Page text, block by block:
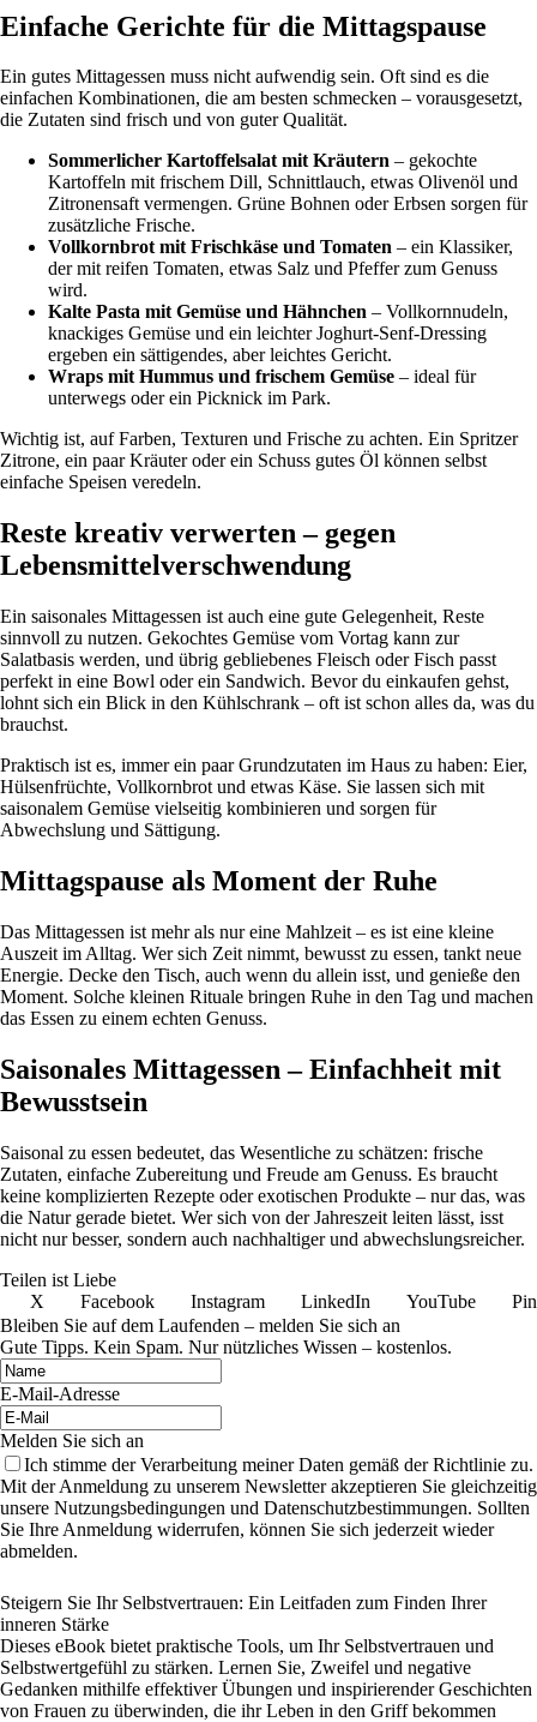
Einfache Gerichte für die Mittagspause
Ein gutes Mittagessen muss nicht aufwendig sein. Oft sind es die
einfachen Kombinationen, die am besten schmecken – vorausgesetzt,
die Zutaten sind frisch und von guter Qualität.
Sommerlicher Kartoffelsalat mit Kräutern – gekochte
Kartoffeln mit frischem Dill, Schnittlauch, etwas Olivenöl und
Zitronensaft vermengen. Grüne Bohnen oder Erbsen sorgen für
zusätzliche Frische.
Vollkornbrot mit Frischkäse und Tomaten – ein Klassiker,
der mit reifen Tomaten, etwas Salz und Pfeffer zum Genuss
wird.
Kalte Pasta mit Gemüse und Hähnchen – Vollkornnudeln,
knackiges Gemüse und ein leichter Joghurt-Senf-Dressing
ergeben ein sättigendes, aber leichtes Gericht.
Wraps mit Hummus und frischem Gemüse – ideal für
unterwegs oder ein Picknick im Park.
Wichtig ist, auf Farben, Texturen und Frische zu achten. Ein Spritzer
Zitrone, ein paar Kräuter oder ein Schuss gutes Öl können selbst
einfache Speisen veredeln.
Reste kreativ verwerten – gegen
Lebensmittelverschwendung
Ein saisonales Mittagessen ist auch eine gute Gelegenheit, Reste
sinnvoll zu nutzen. Gekochtes Gemüse vom Vortag kann zur
Salatbasis werden, und übrig gebliebenes Fleisch oder Fisch passt
perfekt in eine Bowl oder ein Sandwich. Bevor du einkaufen gehst,
lohnt sich ein Blick in den Kühlschrank – oft ist schon alles da, was du
brauchst.
Praktisch ist es, immer ein paar Grundzutaten im Haus zu haben: Eier,
Hülsenfrüchte, Vollkornbrot und etwas Käse. Sie lassen sich mit
saisonalem Gemüse vielseitig kombinieren und sorgen für
Abwechslung und Sättigung.
Mittagspause als Moment der Ruhe
Das Mittagessen ist mehr als nur eine Mahlzeit – es ist eine kleine
Auszeit im Alltag. Wer sich Zeit nimmt, bewusst zu essen, tankt neue
Energie. Decke den Tisch, auch wenn du allein isst, und genieße den
Moment. Solche kleinen Rituale bringen Ruhe in den Tag und machen
das Essen zu einem echten Genuss.
Saisonales Mittagessen – Einfachheit mit
Bewusstsein
Saisonal zu essen bedeutet, das Wesentliche zu schätzen: frische
Zutaten, einfache Zubereitung und Freude am Genuss. Es braucht
keine komplizierten Rezepte oder exotischen Produkte – nur das, was
die Natur gerade bietet. Wer sich von der Jahreszeit leiten lässt, isst
nicht nur besser, sondern auch nachhaltiger und abwechslungsreicher.
Teilen ist Liebe
X
Facebook Instagram LinkedIn YouTube
Bleiben Sie auf dem Laufenden – melden Sie sich an
Gute Tipps. Kein Spam. Nur nützliches Wissen – kostenlos.
E-Mail-Adresse
Melden Sie sich an
Ich stimme der Verarbeitung meiner Daten gemäß der Richtlinie zu.
Mit der Anmeldung zu unserem Newsletter akzeptieren Sie gleichzeitig
unsere Nutzungsbedingungen und Datenschutzbestimmungen. Sollten
Sie Ihre Anmeldung widerrufen, können Sie sich jederzeit wieder
abmelden.
Steigern Sie Ihr Selbstvertrauen: Ein Leitfaden zum Finden Ihrer
inneren Stärke
Dieses eBook bietet praktische Tools, um Ihr Selbstvertrauen und
Selbstwertgefühl zu stärken. Lernen Sie, Zweifel und negative
Gedanken mithilfe effektiver Übungen und inspirierender Geschichten
von Frauen zu überwinden, die ihr Leben in den Griff bekommen